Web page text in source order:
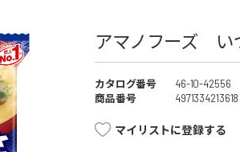
アマノフーズ
カタログ番号
46-10-42556
商品番号
4971334213618
マイリストに登録する